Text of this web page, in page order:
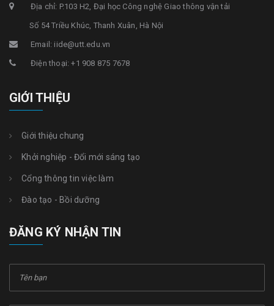
Địa chỉ: P.103 H2, Đại học Công nghệ Giao thông vận tải
Số 54 Triều Khúc, Thanh Xuân, Hà Nội
Email: iide@utt.edu.vn
Điện thoại: +1 908 875 7678
GIỚI THIỆU
Giới thiệu chung
Khởi nghiệp - Đổi mới sáng tạo
Cổng thông tin việc làm
Đào tạo - Bồi dưỡng
ĐĂNG KÝ NHẬN TIN